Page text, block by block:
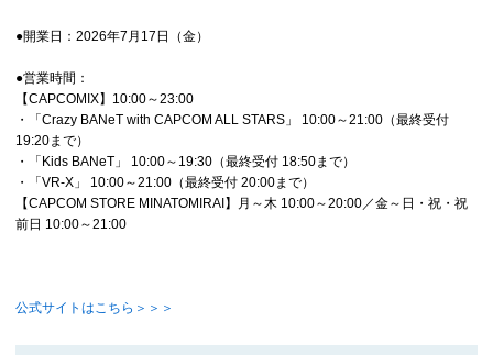
●開業日：2026年7月17日（金）
●営業時間：
【CAPCOMIX】10:00～23:00
・「Crazy BANeT with CAPCOM ALL STARS」 10:00～21:00（最終受付
19:20まで）
・「Kids BANeT」 10:00～19:30（最終受付 18:50まで）
・「VR‐X」 10:00～21:00（最終受付 20:00まで）
【CAPCOM STORE MINATOMIRAI】月～木 10:00～20:00／金～日・祝・祝
前日 10:00～21:00
公式サイトはこちら＞＞＞